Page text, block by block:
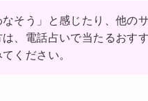
そう」と感じたり、他の
、電話占いで当たるおす
ください。